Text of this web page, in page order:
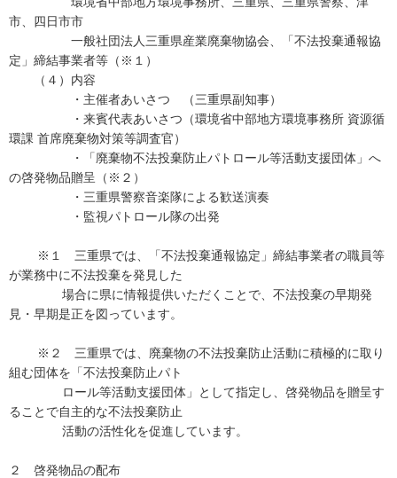
市、四日市市
一般社団法人三重県産業廃棄物協会、「不法投棄通報協
定」締結事業者等（※１）
（４）内容
・主催者あいさつ （三重県副知事）
・来賓代表あいさつ（環境省中部地方環境事務所 資源循
環課 首席廃棄物対策等調査官）
・「廃棄物不法投棄防止パトロール等活動支援団体」へ
の啓発物品贈呈（※２）
・三重県警察音楽隊による歓送演奏
・監視パトロール隊の出発
※１ 三重県では、「不法投棄通報協定」締結事業者の職員等
が業務中に不法投棄を発見した
場合に県に情報提供いただくことで、不法投棄の早期発
見・早期是正を図っています。
※２ 三重県では、廃棄物の不法投棄防止活動に積極的に取り
組む団体を「不法投棄防止パト
ロール等活動支援団体」として指定し、啓発物品を贈呈す
ることで自主的な不法投棄防止
活動の活性化を促進しています。
２ 啓発物品の配布